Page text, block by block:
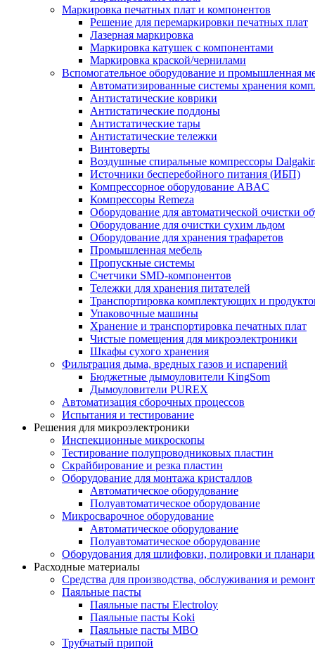
Маркировка печатных плат и компонентов
Решение для перемаркировки печатных плат
Лазерная маркировка
Маркировка катушек с компонентами
Маркировка краской/чернилами
Вспомогательное оборудование и промышленная
Автоматизированные системы хранения
Антистатические коврики
Антистатические поддоны
Антистатические тары
Антистатические тележки
Винтоверты
Воздушные спиральные компрессоры
Источники бесперебойного питания (ИБП)
Компрессорное оборудование ABAC
Компрессоры Remeza
Оборудование для автоматической очистки
Оборудование для очистки сухим льдом
Оборудование для хранения трафаретов
Промышленная мебель
Пропускные системы
Счетчики SMD-компонентов
Тележки для xранения питателей
Транспортировка комплектующих и
Упаковочные машины
Хранение и транспортировка печатных плат
Чистые помещения для микроэлектроники
Шкафы сухого хранения
Фильтрация дыма, вредных газов и испарений
Бюджетные дымоуловители KingSom
Дымоуловители PUREX
Автоматизация сборочных процессов
Испытания и тестирование
Решения для микроэлектроники
Инспекционные микроскопы
Тестирование полупроводниковых пластин
Скрайбирование и резка пластин
Оборудование для монтажа кристаллов
Автоматическое оборудование
Полуавтоматическое оборудование
Микросварочное оборудование
Автоматическое оборудование
Полуавтоматическое оборудование
Оборудования для шлифовки, полировки и
Расходные материалы
Средства для производства, обслуживания и
Паяльные пасты
Паяльные пасты Electroloy
Паяльные пасты Koki
Паяльные пасты MBO
Трубчатый припой